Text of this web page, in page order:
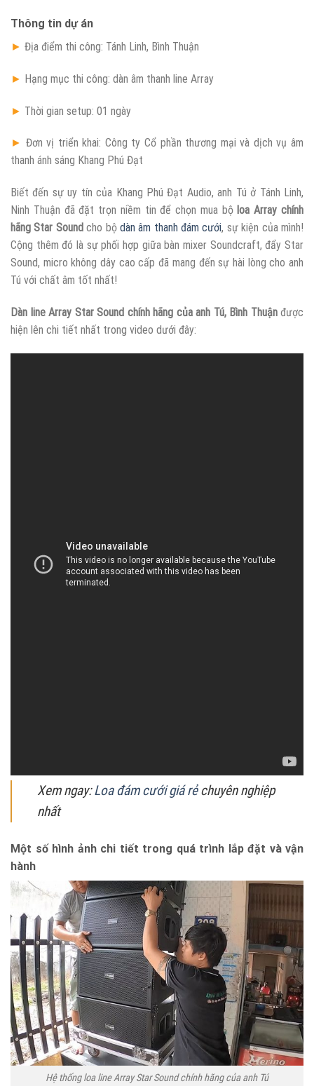
Thông tin dự án
► Địa điểm thi công: Tánh Linh, Bình Thuận
► Hạng mục thi công: dàn âm thanh line Array
► Thời gian setup: 01 ngày
► Đơn vị triển khai: Công ty Cổ phần thương mại và dịch vụ âm
thanh ánh sáng Khang Phú Đạt
Biết đến sự uy tín của Khang Phú Đạt Audio, anh Tú ở Tánh Linh,
Ninh Thuận đã đặt trọn niềm tin để chọn mua bộ loa Array chính
hãng Star Soundcho bộ dàn âm thanh đám cưới, sự kiện của mình!
Cộng thêm đó là sự phối hợp giữa bàn mixer Soundcraft, đẩy Star
Sound, micro không dây cao cấp đã mang đến sự hài lòng cho anh
Tú với chất âm tốt nhất!
Dàn line Array Star Sound chính hãng của anh Tú, Bình Thuậnđược
hiện lên chi tiết nhất trong video dưới đây:
Xem ngay:Loa đám cưới giá rẻchuyên nghiệp
nhất
Một số hình ảnh chi tiết trong quá trình lắp đặt và vận
hành
Hệ thống loa line Array Star Sound chính hãng của anh Tú